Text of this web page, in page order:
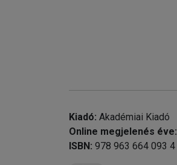
Kiadó: Akadémiai Kiadó
Online megjelenés éve:
ISBN: 978 963 664 093 4